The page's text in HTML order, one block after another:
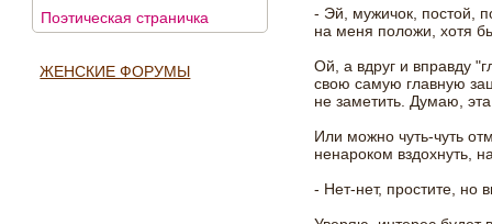
Поэтическая страничка
ЖЕНСКИЕ ФОРУМЫ
- Эй, мужичок, постой,
на меня положи, хотя
Ой, а вдруг и вправду
свою самую главную
не заметить. Думаю,
Или можно чуть-чуть
ненароком вздохнуть,
- Нет-нет, простите, но